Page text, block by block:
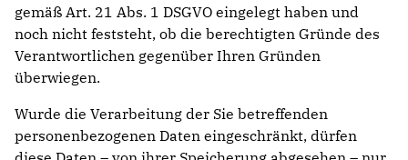
gemäß Art. 21 Abs. 1 DSGVO eingelegt haben und
noch nicht feststeht, ob die berechtigten Gründe des
Verantwortlichen gegenüber Ihren Gründen
überwiegen.
Wurde die Verarbeitung der Sie betreffenden
personenbezogenen Daten eingeschränkt, dürfen